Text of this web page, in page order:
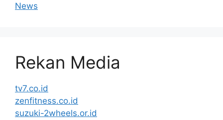
News
Rekan Media
tv7.co.id
zenfitness.co.id
suzuki-2wheels.or.id